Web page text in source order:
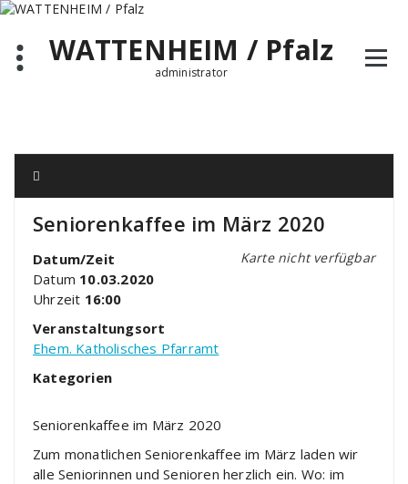
Zum
springenWATTENHEIM / Pfalz
administrator
Seniorenkaffee im März 2020
Karte nicht verfügbar
Datum/Zeit
Datum 10.03.2020
Uhrzeit 16:00
Veranstaltungsort
Ehem. Katholisches Pfarramt
Kategorien
Seniorenkaffee im März 2020
Zum monatlichen Seniorenkaffee im März laden wir
alle Seniorinnen und Senioren herzlich ein. Wo: im